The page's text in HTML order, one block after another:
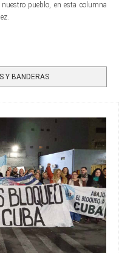
pueblo, en esta columna
Y BANDERAS